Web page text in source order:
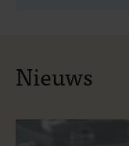
Nieuws